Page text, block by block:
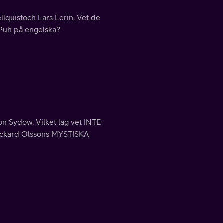
Lars Lerin. Vet de
på engelska?
Sydow. Vilket lag vet INTE
Olssons MYSTISKA